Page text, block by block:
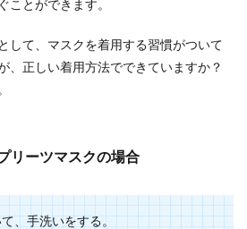
ことができます。
して、マスクを着用する習慣がついて
、正しい着用方法でできていますか？
リーツマスクの場合
、手洗いをする。